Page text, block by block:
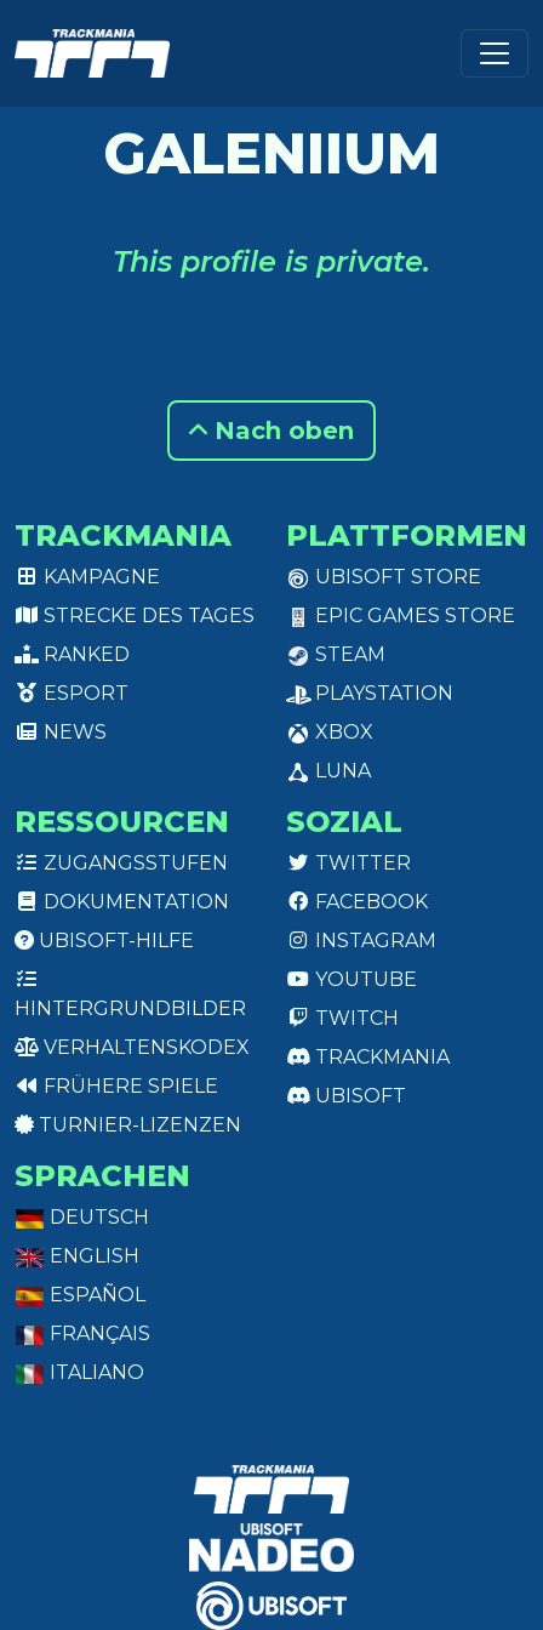
GALENIIUM
This profile is private.
Nach oben
TRACKMANIA
KAMPAGNE
STRECKE DES TAGES
RANKED
ESPORT
NEWS
PLATTFORMEN
UBISOFT STORE
EPIC GAMES STORE
STEAM
PLAYSTATION
XBOX
LUNA
RESSOURCEN
ZUGANGSSTUFEN
DOKUMENTATION
UBISOFT-HILFE
HINTERGRUNDBILDER
VERHALTENSKODEX
FRÜHERE SPIELE
TURNIER-LIZENZEN
SOZIAL
TWITTER
FACEBOOK
INSTAGRAM
YOUTUBE
TWITCH
TRACKMANIA
UBISOFT
SPRACHEN
DEUTSCH
ENGLISH
ESPAÑOL
FRANÇAIS
ITALIANO